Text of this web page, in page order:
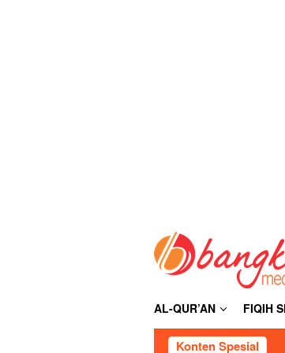
AL-QUR’AN FIQIH
Konten Spesial